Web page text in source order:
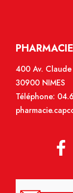
400 Av.
30900 NIMES
Téléphone: